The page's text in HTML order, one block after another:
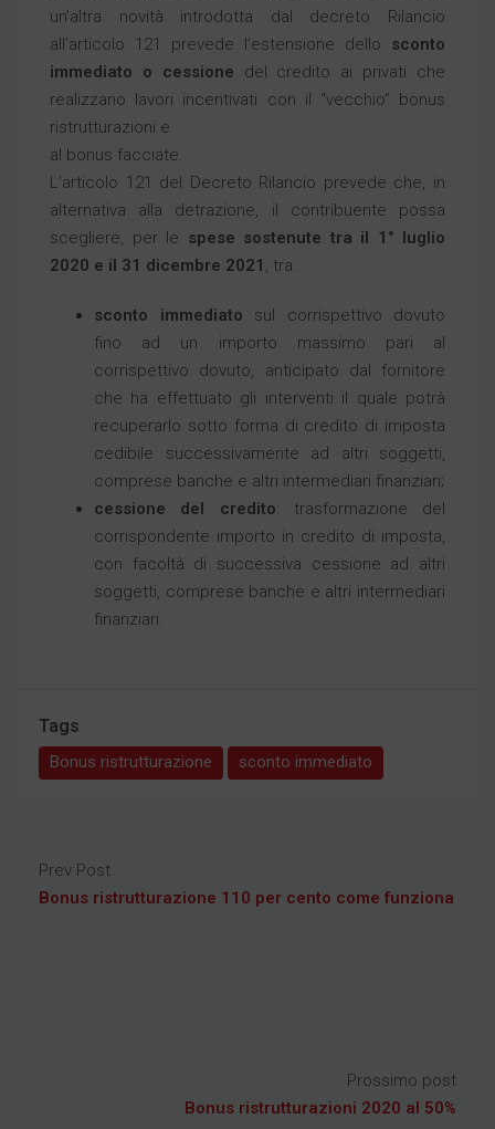
un’altra novità introdotta dal decreto Rilancio
all’articolo 121 prevede l’estensione dello sconto
immediato o cessione del credito ai privati che
realizzano lavori incentivati con il “vecchio” bonus
ristrutturazioni e
al bonus facciate.
L’articolo 121 del Decreto Rilancio prevede che, in
alternativa alla detrazione, il contribuente possa
scegliere, per le spese sostenute tra il 1° luglio
2020 e il 31 dicembre 2021 , tra:
sconto immediato sul corrispettivo dovuto
fino ad un importo massimo pari al
corrispettivo dovuto, anticipato dal fornitore
che ha effettuato gli interventi il quale potrà
recuperarlo sotto forma di credito di imposta
cedibile successivamente ad altri soggetti,
comprese banche e altri intermediari finanziari;
cessione del credito: trasformazione del
corrispondente importo in credito di imposta,
con facoltà di successiva cessione ad altri
soggetti, comprese banche e altri intermediari
finanziari.
Tags
Bonus ristrutturazione sconto immediato
Prev Post
Bonus ristrutturazione 110 per cento come funziona
Prossimo post
Bonus ristrutturazioni 2020 al 50%